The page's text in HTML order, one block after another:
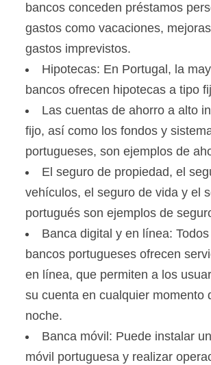
bancos conceden préstamos
gastos como vacaciones,
gastos imprevistos.
Hipotecas: En Portugal, la
bancos ofrecen hipotecas a tipo
Las cuentas de ahorro a alto
fijo, así como los fondos y
portugueses, son ejemplos de
El seguro de propiedad, el
vehículos, el seguro de vida y el
portugués son ejemplos de
Banca digital y en línea:
bancos portugueses ofrecen
en línea, que permiten a los
su cuenta en cualquier momento
noche.
Banca móvil: Puede instalar
móvil portuguesa y realizar